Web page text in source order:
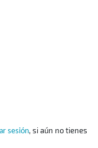
sesión, si aún no tienes